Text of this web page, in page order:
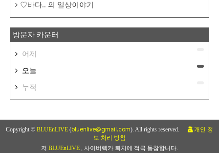
♡바다.. 의 일상이야기
방문자 카운터
어제
오늘
누적
Copyright © BLUEnLIVE (bluenlive@gmail.com). All rights reserved.
개인 정
보 처리 방침
저 BLUEnLIVE , 사이버렉카 퇴치에 적극 동참합니다.